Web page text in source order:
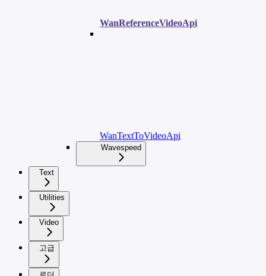
WanReferenceVideoApi
WanTextToVideoApi
Wavespeed
Text
Utilities
Video
고급